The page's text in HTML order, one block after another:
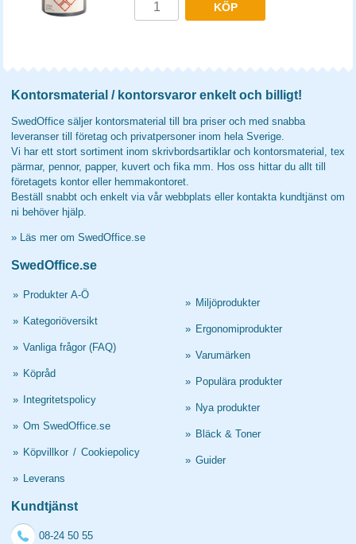
KÖP
Kontorsmaterial / kontorsvaror enkelt och billigt!
SwedOffice säljer kontorsmaterial till bra priser och med snabba
leveranser till företag och privatpersoner inom hela Sverige.
Vi har ett stort sortiment inom skrivbordsartiklar och kontorsmaterial, tex
pärmar, pennor, papper, kuvert och fika mm. Hos oss hittar du allt till
företagets kontor eller hemmakontoret.
Beställ snabbt och enkelt via vår webbplats eller kontakta kundtjänst om
ni behöver hjälp.
» Läs mer om SwedOffice.se
SwedOffice.se
» Produkter A-Ö
» Kategoriöversikt
» Vanliga frågor (FAQ)
» Köpråd
» Integritetspolicy
» Om SwedOffice.se
» Köpvillkor / Cookiepolicy
» Leverans
» Miljöprodukter
» Ergonomiprodukter
» Varumärken
» Populära produkter
» Nya produkter
» Bläck & Toner
» Guider
Kundtjänst
08-24 50 55